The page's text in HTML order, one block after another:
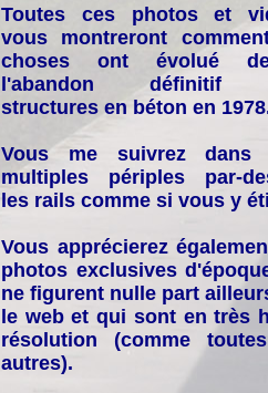
Toutes ces photos et
vous montreront
choses ont évolué
l'abandon définitif
structures en béton en
Vous me suivrez dans
multiples périples par-
les rails comme si vous y
Vous apprécierez
photos exclusives
ne figurent nulle part
le web et qui sont en très
résolution (comme
autres).